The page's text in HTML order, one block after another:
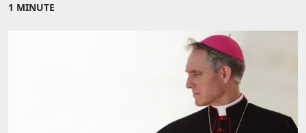
1 MINUTE